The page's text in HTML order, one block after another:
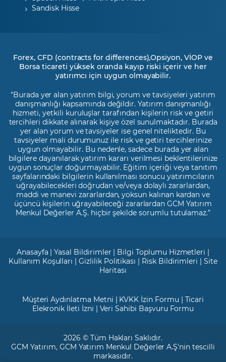
Sandisk Hisse
Forex, CFD (contracts for differences),Opsiyon, VİOP ve
Borsa ticareti yüksek oranda kayıp riski içerir ve her
yatırımcı için uygun olmayabilir.
"Burada yer alan yatırım bilgi, yorum ve tavsiyeleri yatırım
danışmanlığı kapsamında değildir. Yatırım danışmanlığı
hizmeti, yetkili kuruluşlar tarafından kişilerin risk ve getiri
tercihleri dikkate alınarak kişiye özel sunulmaktadır. Burada
yer alan yorum ve tavsiyeler ise genel niteliktedir. Bu
tavsiyeler mali durumunuz ile risk ve getiri tercihlerinize
uygun olmayabilir. Bu nedenle, sadece burada yer alan
bilgilere dayanılarak yatırım kararı verilmesi beklentilerinize
uygun sonuçlar doğurmayabilir. Eğitim içeriği veya tanıtım
sayfalarındaki bilgilerin kullanılması sonucu yatırımcıların
uğrayabilecekleri doğrudan ve/veya dolaylı zararlardan,
maddi ve manevi zararlardan, yoksun kalınan kardan ve
üçüncü kişilerin uğrayabileceği zararlardan GCM Yatırım
Menkul Değerler A.Ş. hiçbir şekilde sorumlu tutulamaz.”
Anasayfa |Yasal Bildirimler | Bilgi Toplumu Hizmetleri |
Kullanım Koşulları |Gizlilik Politikası | Risk Bildirimleri |Site
Haritası
Müşteri Aydınlatma Metni | KVKK İzin Formu | Ticari
Elekronik İleti İzni | Veri Sahibi Başvuru Formu
2026 © Tüm Hakları Saklıdır.
GCM Yatırım, GCM Yatırım Menkul Değerler A.Ş'nin tescilli
markasıdır.